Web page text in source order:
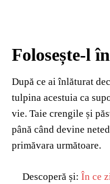
Folosește-l
După ce ai înlăturat
tulpina acestuia ca
vie. Taie crengile și
până când devine
primăvara următoare.
Descoperă și: În ce